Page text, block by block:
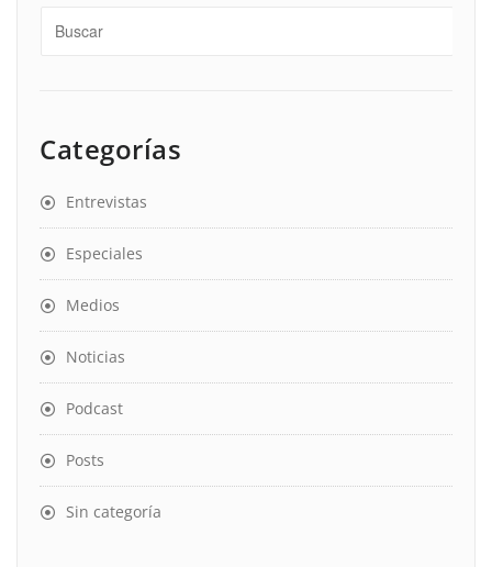
Categorías
Entrevistas
Especiales
Medios
Noticias
Podcast
Posts
Sin categoría